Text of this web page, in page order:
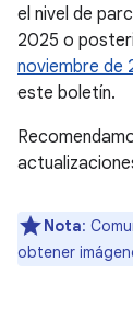
el nivel de
2025 o
noviembre de
este boletín.
Nota:
obtener